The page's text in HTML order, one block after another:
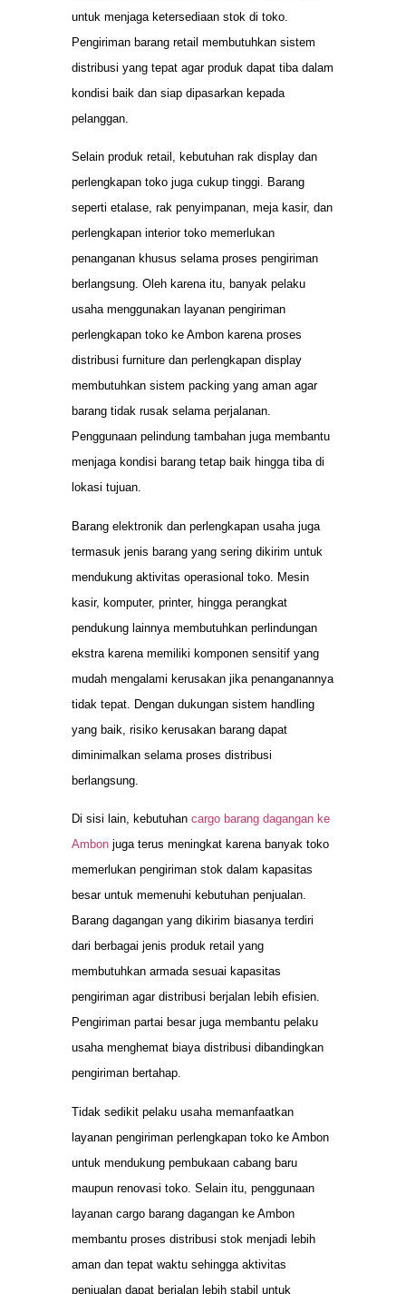
untuk menjaga ketersediaan stok di toko.
Pengiriman barang retail membutuhkan sistem
distribusi yang tepat agar produk dapat tiba dalam
kondisi baik dan siap dipasarkan kepada
pelanggan.
Selain produk retail, kebutuhan rak display dan
perlengkapan toko juga cukup tinggi. Barang
seperti etalase, rak penyimpanan, meja kasir, dan
perlengkapan interior toko memerlukan
penanganan khusus selama proses pengiriman
berlangsung. Oleh karena itu, banyak pelaku
usaha menggunakan layanan pengiriman
perlengkapan toko ke Ambon karena proses
distribusi furniture dan perlengkapan display
membutuhkan sistem packing yang aman agar
barang tidak rusak selama perjalanan.
Penggunaan pelindung tambahan juga membantu
menjaga kondisi barang tetap baik hingga tiba di
lokasi tujuan.
Barang elektronik dan perlengkapan usaha juga
termasuk jenis barang yang sering dikirim untuk
mendukung aktivitas operasional toko. Mesin
kasir, komputer, printer, hingga perangkat
pendukung lainnya membutuhkan perlindungan
ekstra karena memiliki komponen sensitif yang
mudah mengalami kerusakan jika penanganannya
tidak tepat. Dengan dukungan sistem handling
yang baik, risiko kerusakan barang dapat
diminimalkan selama proses distribusi
berlangsung.
Di sisi lain, kebutuhan cargo barang dagangan ke
Ambon juga terus meningkat karena banyak toko
memerlukan pengiriman stok dalam kapasitas
besar untuk memenuhi kebutuhan penjualan.
Barang dagangan yang dikirim biasanya terdiri
dari berbagai jenis produk retail yang
membutuhkan armada sesuai kapasitas
pengiriman agar distribusi berjalan lebih efisien.
Pengiriman partai besar juga membantu pelaku
usaha menghemat biaya distribusi dibandingkan
pengiriman bertahap.
Tidak sedikit pelaku usaha memanfaatkan
layanan pengiriman perlengkapan toko ke Ambon
untuk mendukung pembukaan cabang baru
maupun renovasi toko. Selain itu, penggunaan
layanan cargo barang dagangan ke Ambon
membantu proses distribusi stok menjadi lebih
aman dan tepat waktu sehingga aktivitas
penjualan dapat berjalan lebih stabil untuk